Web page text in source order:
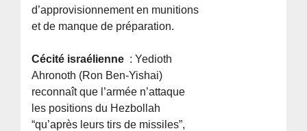
d’approvisionnement en munitions
et de manque de préparation.
Cécité israélienne : Yedioth
Ahronoth (Ron Ben-Yishai)
reconnaît que l’armée n’attaque
les positions du Hezbollah
“qu’après leurs tirs de missiles”,